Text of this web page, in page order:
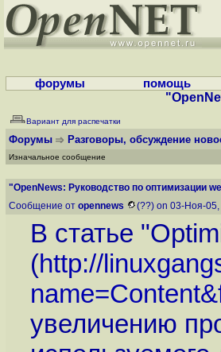
форумы помощь
Вариант для распечатки
Форумы Разговоры, обсуждение
Изначальное сообщение
"OpenNews: Руководство по оптимизации
Сообщение от opennews (??) on 03-Ноя-05,
В статье
(http://
увеличению